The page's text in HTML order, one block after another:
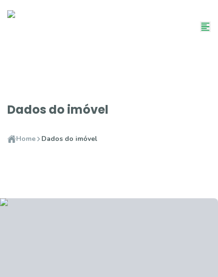
Dados do imóvel
Home Dados do imóvel